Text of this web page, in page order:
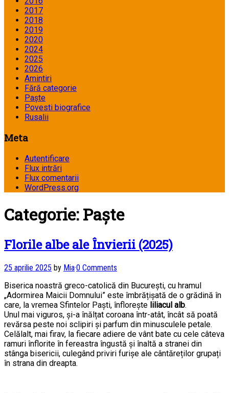
2017
2018
2019
2020
2024
2025
2026
Amintiri
Fără categorie
Paște
Povesti biografice
Rusalii
Meta
Autentificare
Flux intrări
Flux comentarii
WordPress.org
Categorie:Paște
Florile albe ale Învierii (2025)
25 aprilie 2025 by Mia·0 Comments
Biserica noastră greco-catolică din București, cu hramul
„Adormirea Maicii Domnului” este îmbrățișată de o grădină în
care, la vremea Sfintelor Paști, înflorește liliacul alb.
Unul mai viguros, și-a înălțat coroana într-atât, încât să poată
revărsa peste noi sclipiri și parfum din minusculele petale.
Celălalt, mai firav, la fiecare adiere de vânt bate cu cele câteva
ramuri înflorite în fereastra îngustă și înaltă a stranei din
stânga bisericii, culegând priviri furișe ale cântăreților grupați
în strana din dreapta.